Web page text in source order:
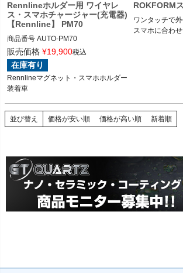
Rennlineホルダー用 ワイヤレ
ス・スマホチャージャー(充電器)
【Rennline】 PM70
商品番号 AUTO-PM70
PM70
75
販売価格 ¥19,900税込
在庫有り
Rennlineマグネット・スマホホルダー
装着車
ROKFORM
ワンタッチで
スマホに合わ
並び替え 価格が安い順 価格が高い順 新着順